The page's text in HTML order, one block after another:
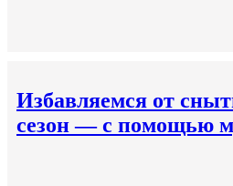
Избавляемся от
сезон — с помощью